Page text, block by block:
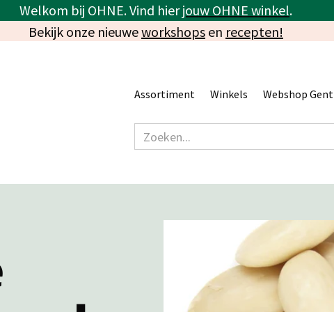
Welkom bij OHNE. Vind hierjouw OHNE winkel.
Bekijk onze nieuweworkshops en recepten!
Assortiment Winkels Webshop Gent